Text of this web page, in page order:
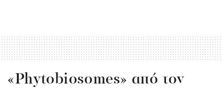
«Phytobiosomes» από τον